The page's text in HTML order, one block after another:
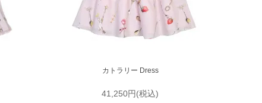
カトラリー Dress
41,250円(税込)